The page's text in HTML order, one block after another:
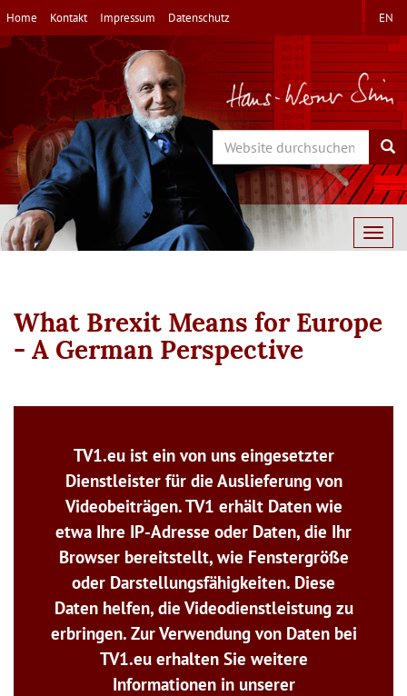
Direkt
zum
Inhalt
Home Kontakt Impressum Datenschutz EN
Search
What Brexit Means for Europe
- A German Perspective
TV1.eu ist ein von uns eingesetzter
Dienstleister für die Auslieferung von
Videobeiträgen. TV1 erhält Daten wie
etwa Ihre IP-Adresse oder Daten, die Ihr
Browser bereitstellt, wie Fenstergröße
oder Darstellungsfähigkeiten. Diese
Daten helfen, die Videodienstleistung zu
erbringen. Zur Verwendung von Daten bei
TV1.eu erhalten Sie weitere
Informationen in unserer